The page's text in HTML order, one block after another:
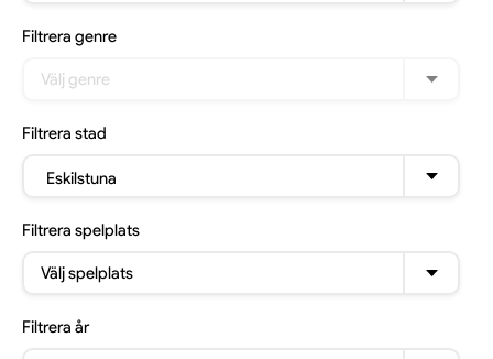
Filtrera genre
Välj genre
Filtrera stad
Eskilstuna
Filtrera spelplats
Välj spelplats
Filtrera år